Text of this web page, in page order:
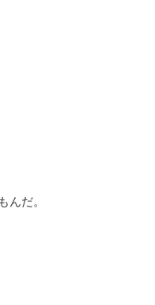
んだ。